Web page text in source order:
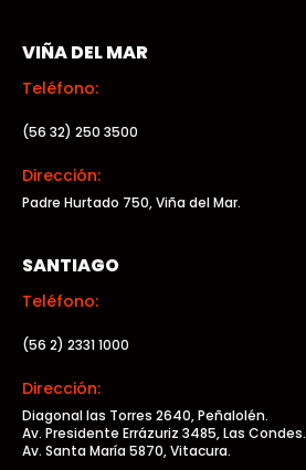
VIÑA DEL MAR
Teléfono:
(56 32) 250 3500
Dirección:
Padre Hurtado 750, Viña del Mar.
SANTIAGO
Teléfono:
(56 2) 2331 1000
Dirección:
Diagonal las Torres 2640, Peñalolén.
Av. Presidente Errázuriz 3485, Las Condes.
Av. Santa María 5870, Vitacura.